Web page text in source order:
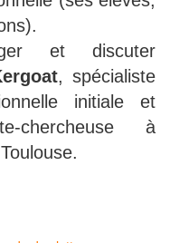
et discuter
, spécialiste
initiale et
chercheuse à